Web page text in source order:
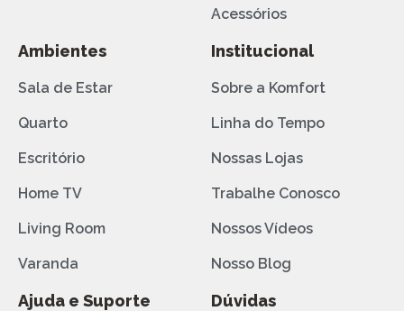
Acessórios
Ambientes
Sala de Estar
Quarto
Escritório
Home TV
Living Room
Varanda
Institucional
Sobre a Komfort
Linha do Tempo
Nossas Lojas
Trabalhe Conosco
Nossos Vídeos
Nosso Blog
Ajuda e Suporte Dúvidas